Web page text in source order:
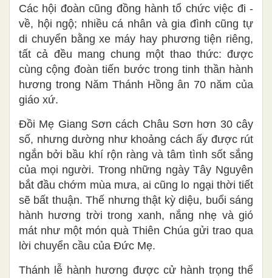
Các hội đoàn cũng đồng hành tổ chức việc đi -
về, hội ngộ; nhiều cá nhân và gia đình cũng tự
di chuyển bằng xe máy hay phương tiện riêng,
tất cả đều mang chung một thao thức: được
cùng cộng đoàn tiến bước trong tinh thần hành
hương trong Năm Thánh Hồng ân 70 năm của
giáo xứ.
Đồi Mẹ Giang Sơn cách Châu Sơn hơn 30 cây
số, nhưng dường như khoảng cách ấy được rút
ngắn bởi bầu khí rộn ràng và tâm tình sốt sắng
của mọi người. Trong những ngày Tây Nguyên
bắt đầu chớm mùa mưa, ai cũng lo ngại thời tiết
sẽ bất thuận. Thế nhưng thật kỳ diệu, buổi sáng
hành hương trời trong xanh, nắng nhẹ và gió
mát như một món quà Thiên Chúa gửi trao qua
lời chuyển cầu của Đức Mẹ.
Thánh lễ hành hương được cử hành trọng thể